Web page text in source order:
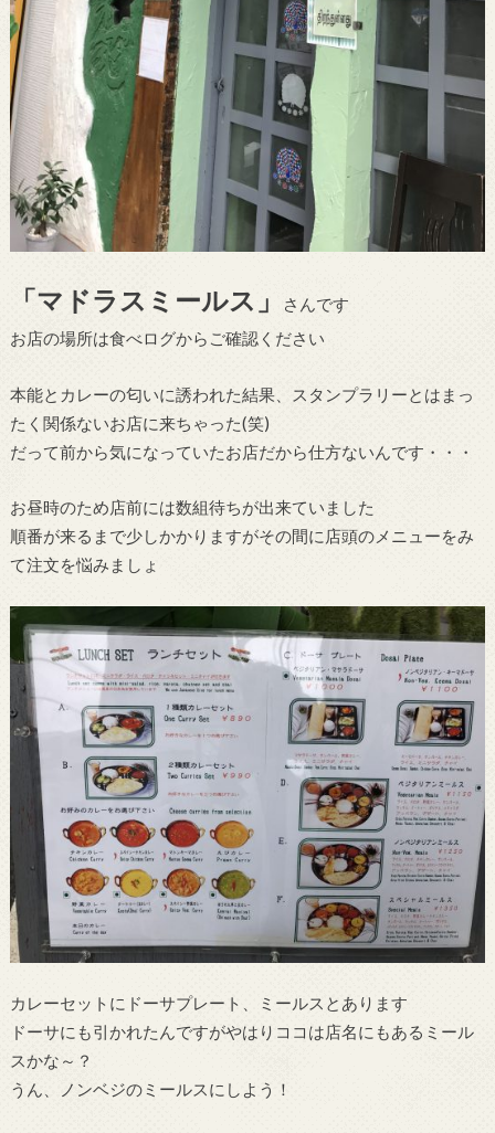
「マドラスミールス」
さんです
お店の場所は食べログからご確認ください
本能とカレーの匂いに誘われた結果、スタンプラリーとはまっ
たく関係ないお店に来ちゃった(笑)
だって前から気になっていたお店だから仕方ないんです・・・
お昼時のため店前には数組待ちが出来ていました
順番が来るまで少しかかりますがその間に店頭のメニューをみ
て注文を悩みましょ
カレーセットにドーサプレート、ミールスとあります
ドーサにも引かれたんですがやはりココは店名にもあるミール
スかな～？
うん、ノンベジのミールスにしよう！